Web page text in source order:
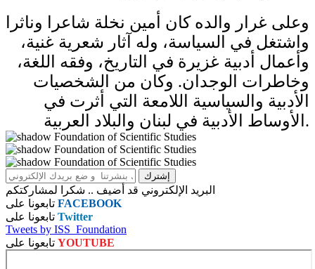
وعلى غرار والده كان أمين نخلة شاعرا وناثرا
واشتغل في السياسة، وله آثار شعرية غنية،
وأعمال أدبية غزيرة في التاريخ، وفقه اللغة،
وخاطرات الوجدان. وكان من الشخصيات
الأدبية والسياسية اللامعة التي أثرت في
الأوساط الأدبية في لبنان والبلاد العربية.
البريد الإلكتروني قد أضيف .. شكرا لمشاركتكم
FACEBOOK
Twitter
Tweets by ISS_Foundation
YOUTUBE